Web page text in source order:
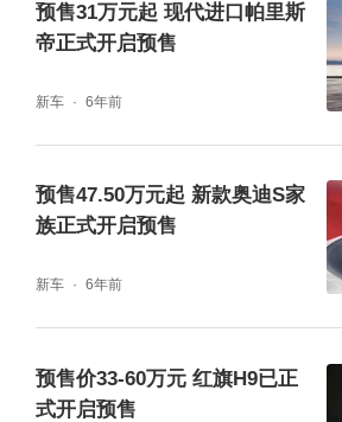
大的中央扶手，在中控区域下
大的储物空间。车辆座椅有着
预售31万元起 现代进口帕里斯
帝正式开启预售
新车 6年前
预售47.50万元起 新款奥迪S家
族正式开启预售
新车 6年前
预售价33-60万元 红旗H9已正
式开启预售